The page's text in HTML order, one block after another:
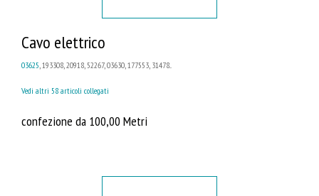
Cavo elettrico
03625, 193308, 20918, 52267, 03630, 177553, 31478...
Vedi altri 58 articoli collegati
confezione da 100,00 Metri